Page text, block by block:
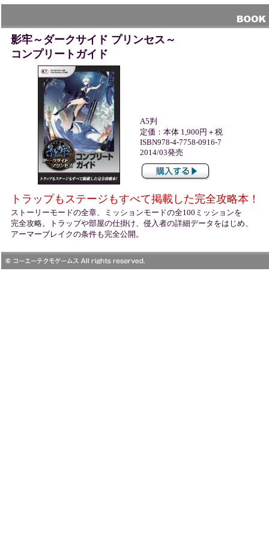
影牢～ダークサイド プリンセス～
コンプリートガイド
A5判
定価：本体 1,900円＋税
ISBN978-4-7758-0916-7
2014/03発売
トラップもステージもすべて掲載した完全攻略本！
ストーリーモードの全章、ミッションモードの全100ミッションを
完全攻略。トラップや部屋の仕掛け、侵入者の詳細データをはじめ、
アーマーブレイクの条件も完全公開。